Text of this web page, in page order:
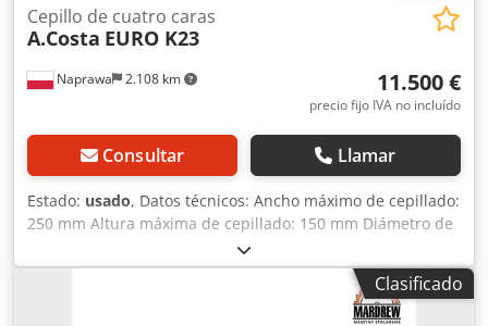
Naprawa 2.108 km
Cepillo de cuatro caras
A.Costa EURO K23
11.500 €
precio fijo IVA no incluído
Consultar Llamar
Estado: usado, Datos técnicos: Ancho máximo de cepillado:
250 mm Altura máxima de cepillado: 150 mm Diámetro de
los husillos: 40 mm 6 husillos: inferior: 5,5 kW derecho: 5,5
kW izquierdo: 7,5 kW derecho: 7,5 kW (altura máxima de
cepillado: 270 mm) superior: 7,5 kW Dedpfxelc Id Ie Ak Djkr
inferior: 4 kW derecha-sierra: 4 kW Cada husillo cuenta con
Clasificado